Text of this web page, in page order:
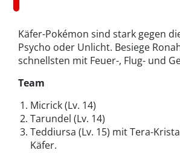
Käfer-Pokémon sind stark gegen
Psycho oder Unlicht. Besiege
schnellsten mit Feuer-, Flug- und
Team
Micrick (Lv. 14)
Tarundel (Lv. 14)
Teddiursa (Lv. 15) mit Tera-
Käfer.